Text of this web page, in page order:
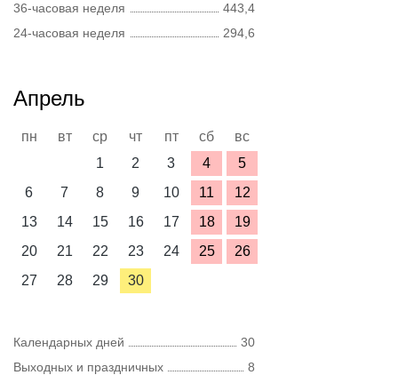
36-часовая неделя
443,4
24-часовая неделя
294,6
Апрель
пн вт ср чт пт сб
вс
1
2 3 4
5
6
7 8 9 10 11
12
13
14 15 16 17 18
19
20
21 22 23 24 25
26
27
28 29 30
Календарных дней
30
Выходных и праздничных
8